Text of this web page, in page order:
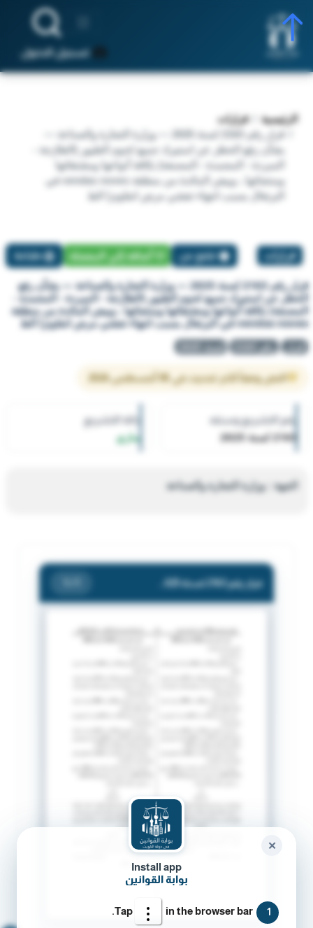
تسجيل الدخول
الرئيسية
قرارات
قرار رقم 2163 لسنة 2025 — وزارة التجارة والصناعة —
بشأن رفع الحظر عن استيراد جميع لحوم الطيور (الطازجة -
المبردة - المجمدة - المصنعة) بكافة أنواعها ومشتقاتها
ومنتجاتها ، وبيض المائدة من منطقة vendas noves في
البرتغال بسبب انتهاء تفشي مرض انفلونزا الط
قرارات تبليغ عن أضافة إلي المفضلة طباعة
قرار رقم 2163 لسنة 2025 — وزارة التجارة والصناعة — بشأن رفع
الحظر عن استيراد جميع لحوم الطيور (الطازجة - المبردة - المجمدة -
المصنعة) بكافة أنواعها ومشتقاتها ومنتجاتها ، وبيض المائدة من منطقة
vendas noves في البرتغال بسبب انتهاء تفشي مرض انفلونزا الط
قرار رقم 2163 لسنة 2025
النص وفقاً لآخر تحديث في 05 أغسطس 2026
رقم التشريع وسنته
2163 لسنة 2025
حالة التشريع
ساري
الجهة : وزارة التجارة والصناعة
Install app
بوابة القوانين
1
Tap in the browser bar.
✕